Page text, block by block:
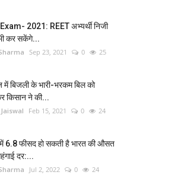
2021: REET अभ्यर्थी निजी
कर सकेंगे...
Sep 23, 2021 0 25
में बिजली के भारी-भरकम बिल को
किसान ने की...
Feb 15, 2021 0 24
6.8 फीसद हो सकती है भारत की औसत
दर:...
Jul 2, 2022 0 24